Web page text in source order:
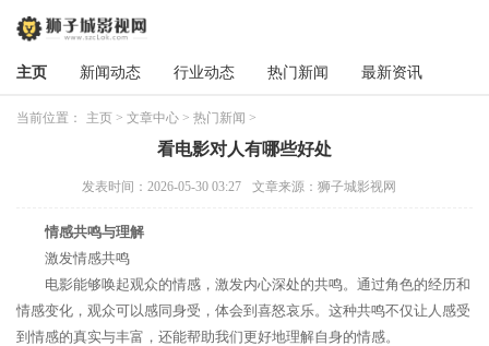
主页 新闻动态 行业动态 热门新闻 最新资讯
当前位置： 主页 > 文章中心 > 热门新闻 >
看电影对人有哪些好处
发表时间：2026-05-30 03:27 文章来源：狮子城影视网
情感共鸣与理解
激发情感共鸣
电影能够唤起观众的情感，激发内心深处的共鸣。通过角色的经历和
情感变化，观众可以感同身受，体会到喜怒哀乐。这种共鸣不仅让人感受
到情感的真实与丰富，还能帮助我们更好地理解自身的情感。